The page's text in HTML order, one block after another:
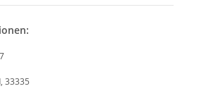
33335